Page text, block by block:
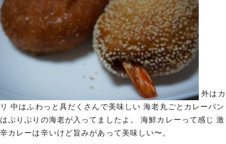
外はカ
リ 中はふわっと具だくさんで美味しい 海老丸ごとカレーパン
はぷりぷりの海老が入ってましたよ。 海鮮カレーって感じ 激
辛カレーは辛いけど旨みがあって美味しい〜。